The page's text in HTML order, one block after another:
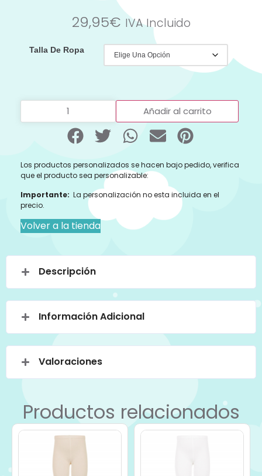
29,95€ IVA Incluido
Talla De Ropa
Añadir al carrito
Los productos personalizados se hacen bajo pedido, verifica
que el producto sea personalizable:
Importante: La personalización no esta incluida en el
precio.
Volver a la tienda
Descripción
Información Adicional
Valoraciones
Productos relacionados